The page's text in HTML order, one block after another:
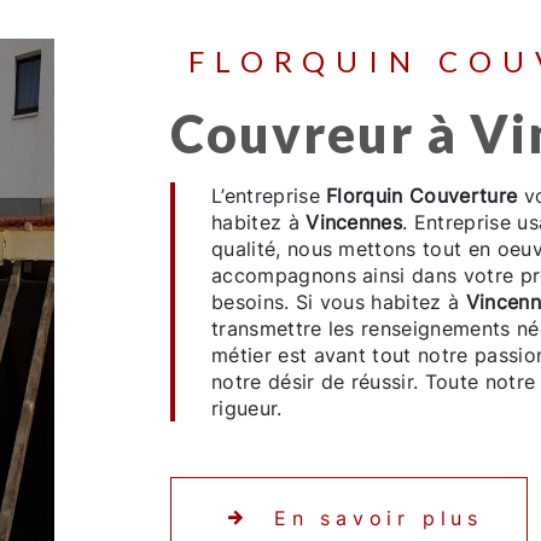
FLORQUIN
couvreur à
L’entreprise Florquin Couverture
habitez àVincennes. Entreprise
qualité, nous mettons tout en
accompagnons ainsi dans votre
besoins. Si vous habitez à
transmettre les renseignements
métier est avant tout notre
notre désir de réussir. Toute
rigueur.
En savoir plus